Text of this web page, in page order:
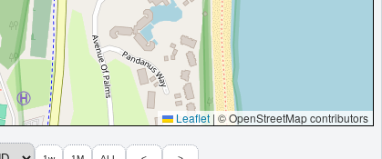
（スイート含む）,ウェルカムドリンク（到着時）
Leaflet | © OpenStreetMap contributors